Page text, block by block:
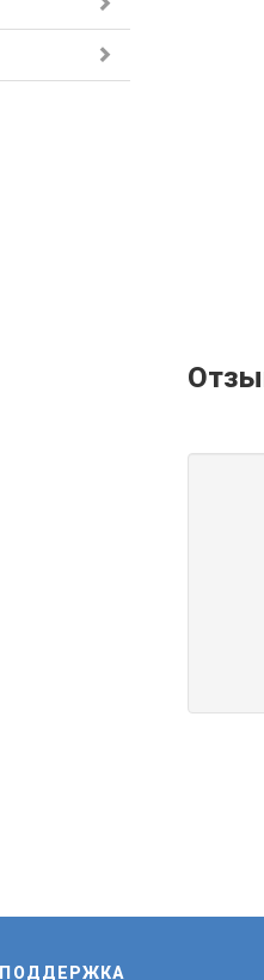
ПОДДЕРЖКА